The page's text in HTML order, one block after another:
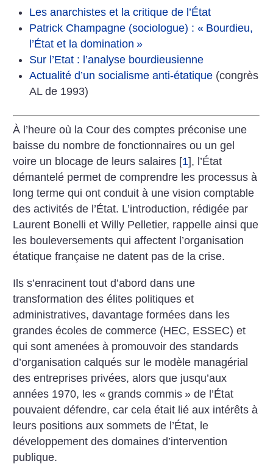
Les anarchistes et la critique de l’État
Patrick Champagne (sociologue) : « Bourdieu,
l’État et la domination »
Sur l’Etat : l’analyse bourdieusienne
Actualité d’un socialisme anti-étatique(congrès
AL de 1993)
À l’heure où la Cour des comptes préconise une
baisse du nombre de fonctionnaires ou un gel
voire un blocage de leurs salaires [1], l’État
démantelé permet de comprendre les processus à
long terme qui ont conduit à une vision comptable
des activités de l’État. L’introduction, rédigée par
Laurent Bonelli et Willy Pelletier, rappelle ainsi que
les bouleversements qui affectent l’organisation
étatique française ne datent pas de la crise.
Ils s’enracinent tout d’abord dans une
transformation des élites politiques et
administratives, davantage formées dans les
grandes écoles de commerce (HEC, ESSEC) et
qui sont amenées à promouvoir des standards
d’organisation calqués sur le modèle managérial
des entreprises privées, alors que jusqu’aux
années 1970, les « grands commis » de l’État
pouvaient défendre, car cela était lié aux intérêts à
leurs positions aux sommets de l’État, le
développement des domaines d’intervention
publique.